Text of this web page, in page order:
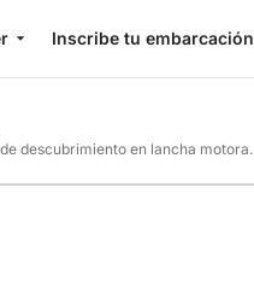
Inscribe tu embarcación
descubrimiento en lancha motora.